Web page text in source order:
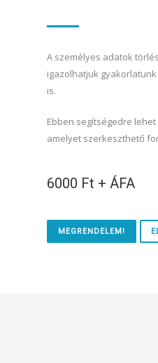
A személyes adatok
igazolhatjuk
is.
Ebben segítségedre
amelyet szerkeszthető
6000 Ft + ÁFA
MEGRENDELEM!